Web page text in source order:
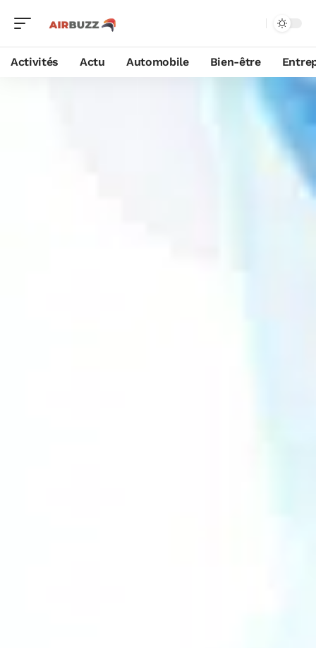
Activités Actu Automobile Bien-être